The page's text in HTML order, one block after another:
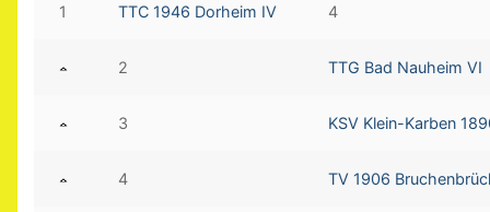
1 TTC 1946 Dorheim IV 4
2 TTG Bad Nauheim VI
3 KSV Klein-Karben
4 TV 1906